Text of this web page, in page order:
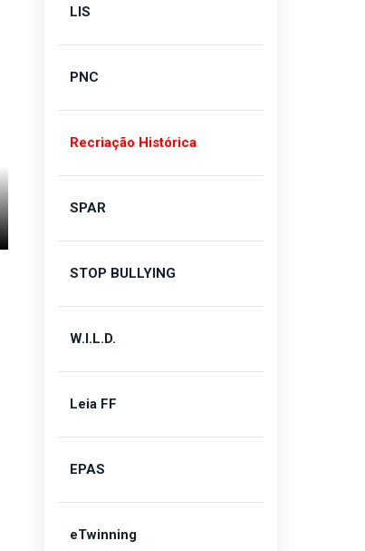
LIS
PNC
Recriação Histórica
SPAR
STOP BULLYING
W.I.L.D.
Leia FF
EPAS
eTwinning